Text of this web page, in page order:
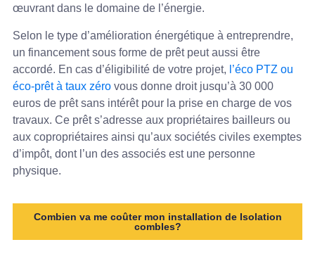
œuvrant dans le domaine de l’énergie.
Selon le type d’amélioration énergétique à entreprendre,
un financement sous forme de prêt peut aussi être
accordé. En cas d’éligibilité de votre projet, l’éco PTZ ou
éco-prêt à taux zérovous donne droit jusqu’à 30 000
euros de prêt sans intérêt pour la prise en charge de vos
travaux. Ce prêt s’adresse aux propriétaires bailleurs ou
aux copropriétaires ainsi qu’aux sociétés civiles exemptes
d’impôt, dont l’un des associés est une personne
physique.
Combien va me coûter mon installation de Isolation
combles?